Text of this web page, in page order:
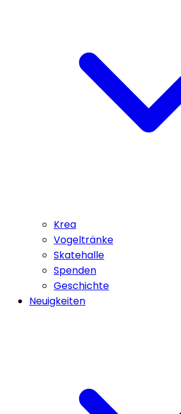
Krea
Vogeltränke
Skatehalle
Spenden
Geschichte
Neuigkeiten